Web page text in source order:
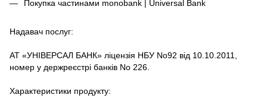
Покупка частинами monobank | Universal Bank
Надавач послуг:
АТ «УНІВЕРСАЛ БАНК» ліцензія НБУ No92 від 10.10.2011,
номер у держреєстрі банків No 226.
Характеристики продукту: